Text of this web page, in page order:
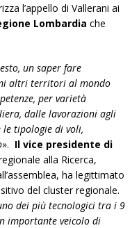
l’appello di Vallerani ai
Lombardia che
un saper fare
altri territori al mondo
per varietà
dalle lavorazioni agli
tipologie di voli,
». Il vice presidente di
alla Ricerca,
ha legittimato
del cluster regionale.
dei più tecnologici tra i 9
importante veicolo di